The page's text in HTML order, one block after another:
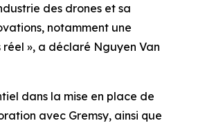
des drones et sa
notamment une
», a déclaré Nguyen Van
dans la mise en place de
avec Gremsy, ainsi que